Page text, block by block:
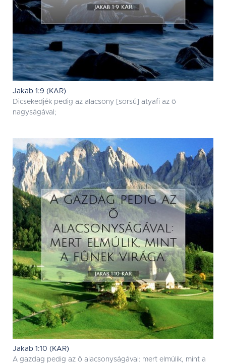
Jakab 1:9 (KAR)
Dicsekedjék pedig az alacsony [sorsú] atyafi az õ
nagyságával;
Jakab 1:10 (KAR)
A gazdag pedig az õ alacsonyságával: mert elmúlik, mint a